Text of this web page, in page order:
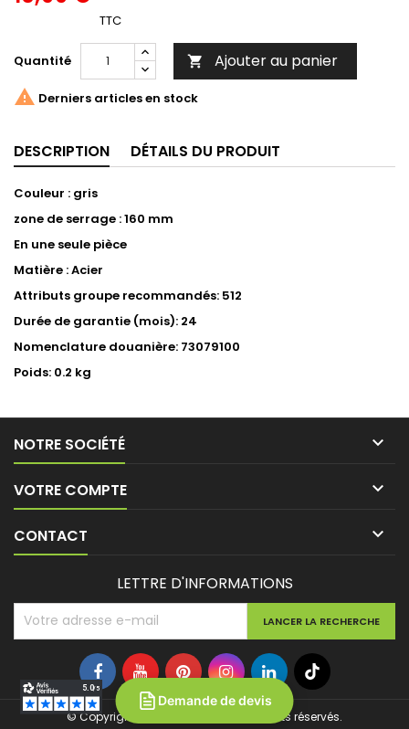
TTC
Quantité  Ajouter au panier
 Derniers articles en stock
DESCRIPTION DÉTAILS DU PRODUIT
Couleur : gris
zone de serrage : 160 mm
En une seule pièce
Matière : Acier
Attributs groupe recommandés: 512
Durée de garantie (mois): 24
Nomenclature douanière: 73079100
Poids: 0.2 kg
NOTRE SOCIÉTÉ 
VOTRE COMPTE 
CONTACT 
LETTRE D'INFORMATIONS
© Copyright 2026 Batipower. Tous droits réservés.
Demande de devis